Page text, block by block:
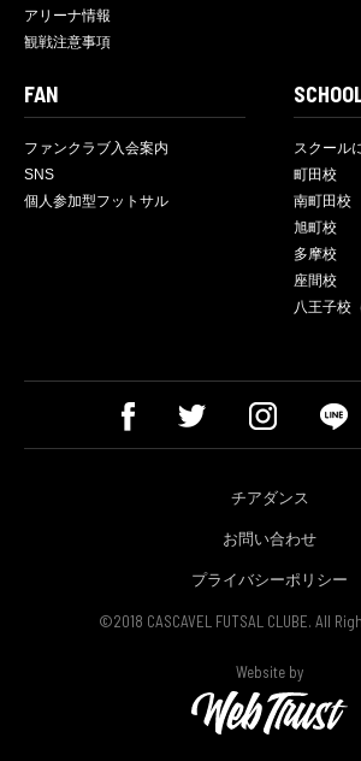
アリーナ情報
観戦注意事項
FAN
ファンクラブ入会案内
SNS
個人参加型フットサル
スクール
町田校
南町田校
旭町校
多摩校
座間校
八王子校
チアダンス
お問い合わせ
プライバシーポリシー
©2018 CASCAVEL FUTSAL CLUBE. All
Website by